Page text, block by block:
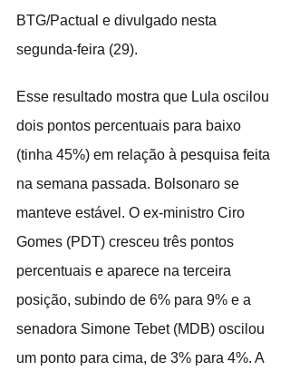
BTG/Pactual e divulgado nesta
segunda-feira (29).
Esse resultado mostra que Lula oscilou
dois pontos percentuais para baixo
(tinha 45%) em relação à pesquisa feita
na semana passada. Bolsonaro se
manteve estável. O ex-ministro Ciro
Gomes (PDT) cresceu três pontos
percentuais e aparece na terceira
posição, subindo de 6% para 9% e a
senadora Simone Tebet (MDB) oscilou
um ponto para cima, de 3% para 4%. A